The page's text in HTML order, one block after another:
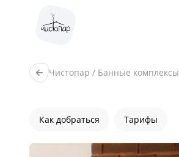
Чистопар / Банные комплексы
Как добраться Тарифы